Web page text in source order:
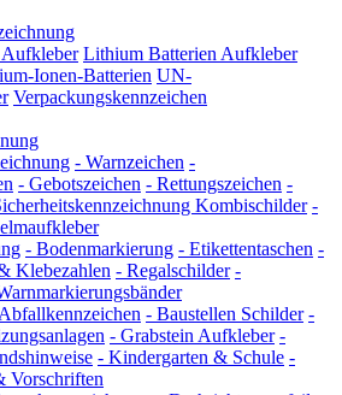
Lithium Batterien Aufkleber
Ionen-Batterien UN-
Verpackungskennzeichen
- Warnzeichen -
- Gebotszeichen - Rettungszeichen -
Kombischilder -
- Bodenmarkierung - Etikettentaschen -
Klebezahlen - Regalschilder -
Abfallkennzeichen - Baustellen Schilder -
- Grabstein Aufkleber -
- Kindergarten & Schule -
Vorschriften